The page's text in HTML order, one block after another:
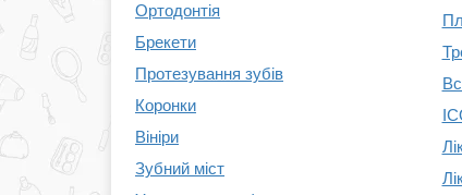
Ортодонтія
Брекети
Протезування зубів
Коронки
Вініри
Зубний міст